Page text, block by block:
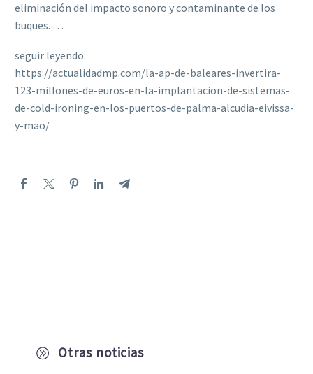
A Otras noticias
eliminación del impacto sonoro y contaminante de los
buques. …
seguir leyendo:
https://actualidadmp.com/la-ap-de-baleares-invertira-
123-millones-de-euros-en-la-implantacion-de-sistemas-
de-cold-ironing-en-los-puertos-de-palma-alcudia-eivissa-
y-mao/